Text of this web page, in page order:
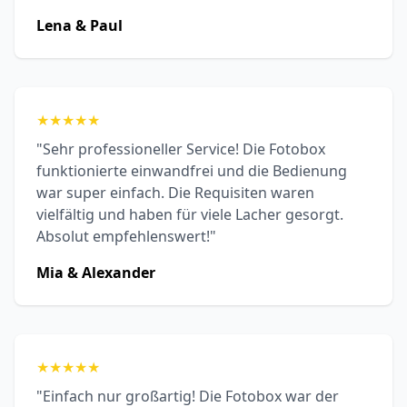
Lena & Paul
★★★★★
"Sehr professioneller Service! Die Fotobox
funktionierte einwandfrei und die Bedienung
war super einfach. Die Requisiten waren
vielfältig und haben für viele Lacher gesorgt.
Absolut empfehlenswert!"
Mia & Alexander
★★★★★
"Einfach nur großartig! Die Fotobox war der